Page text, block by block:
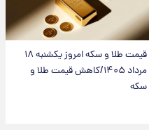
قیمت طلا و سکه امروز یکشنبه ۱۸
مرداد ۱۴۰۵/کاهش قیمت طلا و
سکه